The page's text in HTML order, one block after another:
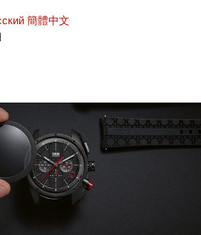
簡體中文